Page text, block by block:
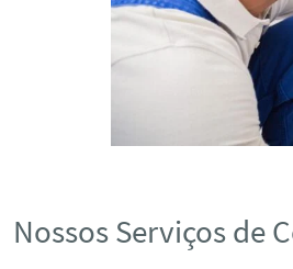
Nossos Serviços de